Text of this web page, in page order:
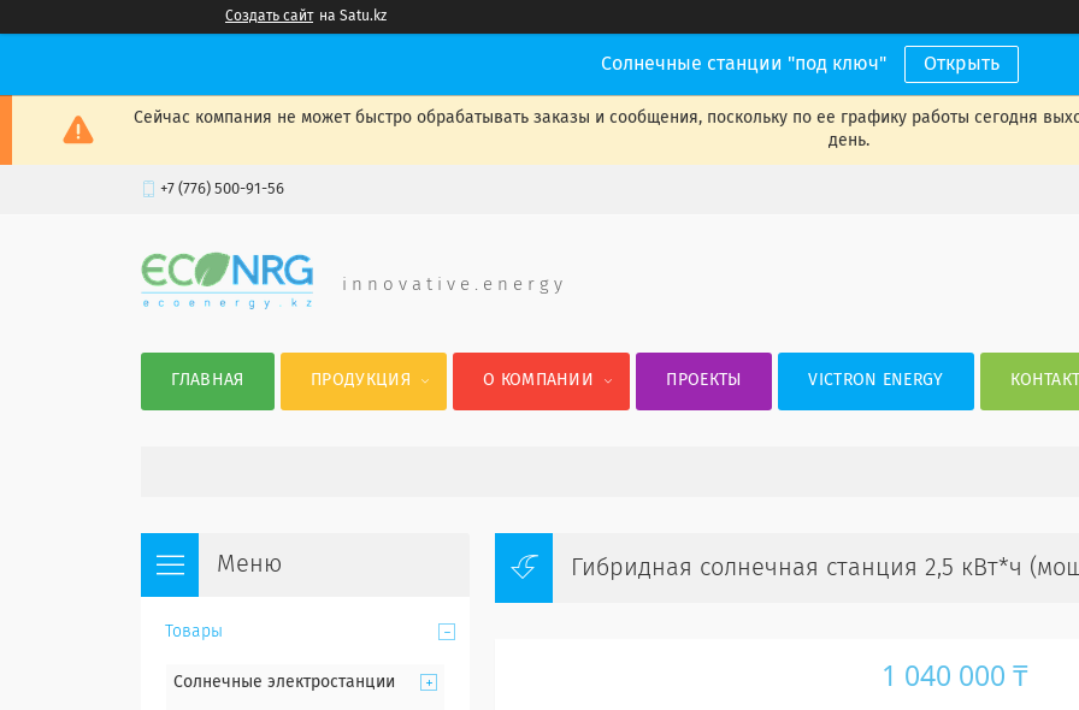
Создать сайт на Satu.kz
Солнечные станции "под ключ" Открыть
Сейчас компания не может быстро обрабатывать заказы и сообщения, поскольку по ее графику работы сегодня
день.
+7 (776) 500-91-56
i n n o v a t i v e . e n e r g y
ГЛАВНАЯ ПРОДУКЦИЯ О КОМПАНИИ ПРОЕКТЫ VICTRON ENERGY
Гибридная солнечная станция 2,5 кВт*ч
1 040 000 ₸
Товары
Солнечные электростанции